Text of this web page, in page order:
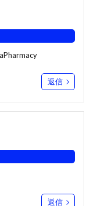
返信
返信